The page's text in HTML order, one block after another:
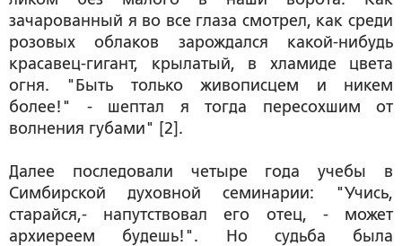
зачарованный я во все глаза смотрел, как среди
розовых облаков зарождался какой-нибудь
красавец-гигант, крылатый, в хламиде цвета
огня. "Быть только живописцем и никем
более!" - шептал я тогда пересохшим от
волнения губами" [2].
Далее последовали четыре года учебы в
Симбирской духовной семинарии: "Учись,
старайся,- напутствовал его отец, - может
архиереем будешь!". Но судьба была